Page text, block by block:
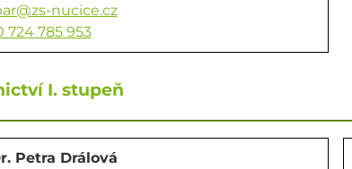
nucice.cz
724 785 953
I. stupeň
Petra Drálová